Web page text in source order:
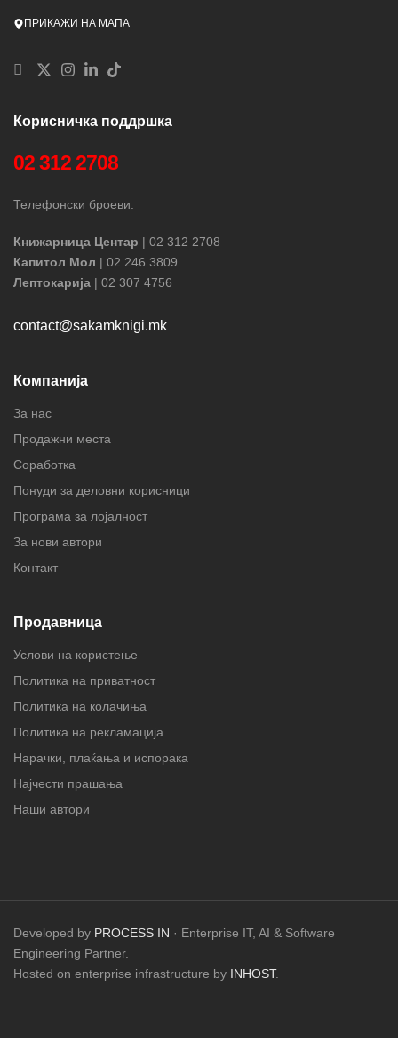
ПРИКАЖИ НА МАПА
Корисничка поддршка
02 312 2708
Телефонски броеви:
Книжарница Центар | 02 312 2708
Капитол Мол | 02 246 3809
Лептокарија | 02 307 4756
contact@sakamknigi.mk
Компанија
За нас
Продажни места
Соработка
Понуди за деловни корисници
Програма за лојалност
За нови автори
Контакт
Продавница
Услови на користење
Политика на приватност
Политика на колачиња
Политика на рекламација
Нарачки, плаќања и испорака
Најчести прашања
Наши автори
Developed by PROCESS IN · Enterprise IT, AI & Software
Engineering Partner.
Hosted on enterprise infrastructure by INHOST.